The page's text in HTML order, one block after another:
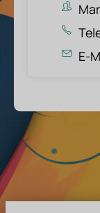
E-